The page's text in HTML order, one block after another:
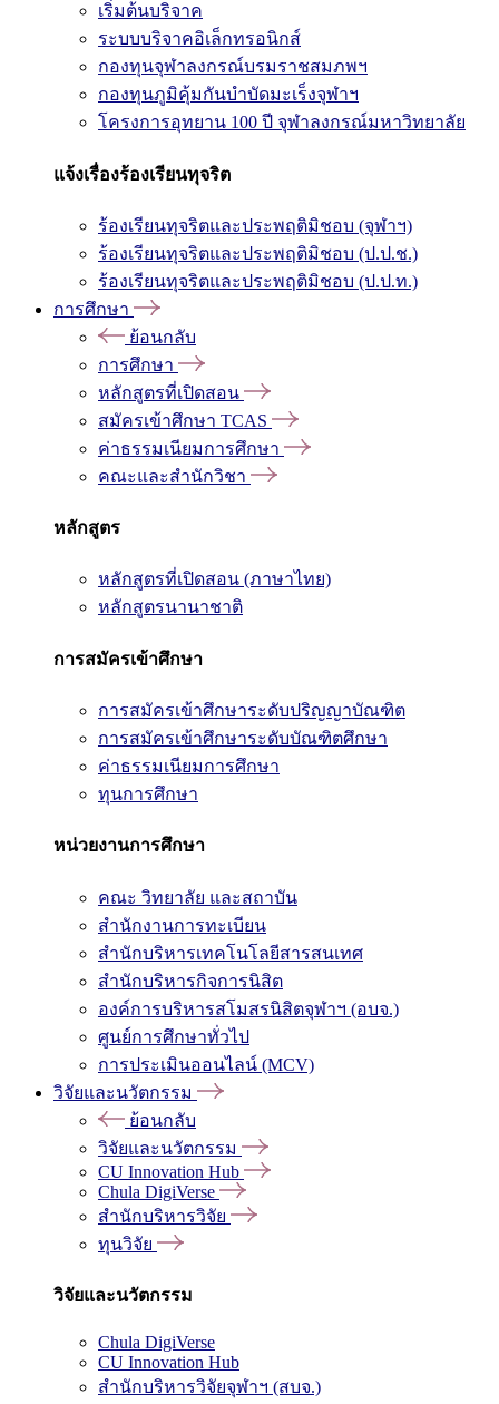
เริ่มต้นบริจาค
ระบบบริจาคอิเล็กทรอนิกส์
กองทุนจุฬาลงกรณ์บรมราชสมภพฯ
กองทุนภูมิคุ้มกันบำบัดมะเร็งจุฬาฯ
โครงการอุทยาน 100 ปี จุฬาลงกรณ์มหาวิทยาลัย
แจ้งเรื่องร้องเรียนทุจริต
ร้องเรียนทุจริตและประพฤติมิชอบ (จุฬาฯ)
ร้องเรียนทุจริตและประพฤติมิชอบ (ป.ป.ช.)
ร้องเรียนทุจริตและประพฤติมิชอบ (ป.ป.ท.)
การศึกษา
ย้อนกลับ
การศึกษา
หลักสูตรที่เปิดสอน
สมัครเข้าศึกษา TCAS
ค่าธรรมเนียมการศึกษา
คณะและสำนักวิชา
หลักสูตร
หลักสูตรที่เปิดสอน (ภาษาไทย)
หลักสูตรนานาชาติ
การสมัครเข้าศึกษา
การสมัครเข้าศึกษาระดับปริญญาบัณฑิต
การสมัครเข้าศึกษาระดับบัณฑิตศึกษา
ค่าธรรมเนียมการศึกษา
ทุนการศึกษา
หน่วยงานการศึกษา
คณะ วิทยาลัย และสถาบัน
สำนักงานการทะเบียน
สำนักบริหารเทคโนโลยีสารสนเทศ
สำนักบริหารกิจการนิสิต
องค์การบริหารสโมสรนิสิตจุฬาฯ (อบจ.)
ศูนย์การศึกษาทั่วไป
การประเมินออนไลน์ (MCV)
วิจัยและนวัตกรรม
ย้อนกลับ
วิจัยและนวัตกรรม
CU Innovation Hub
Chula DigiVerse
สำนักบริหารวิจัย
ทุนวิจัย
วิจัยและนวัตกรรม
Chula DigiVerse
CU Innovation Hub
สำนักบริหารวิจัยจุฬาฯ (สบจ.)